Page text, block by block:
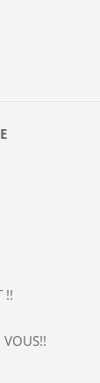
!!
VOUS!!